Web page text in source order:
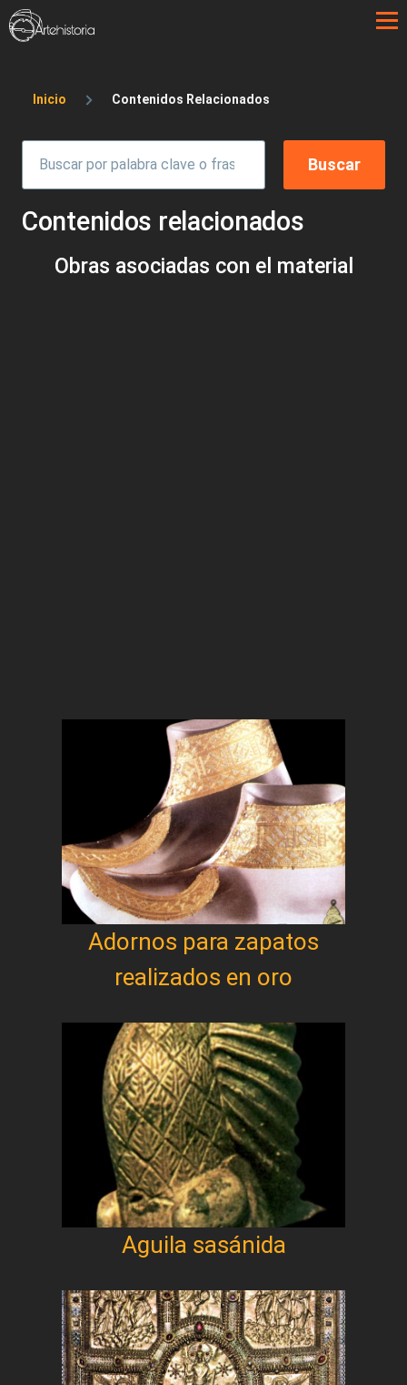
Pasar al contenido principal
Sobrescribir enlaces de ayuda a la
Inicio Contenidos Relacionados
Contenidos relacionados
Obras asociadas con el material
Adornos para zapatos
realizados en oro
Aguila sasánida